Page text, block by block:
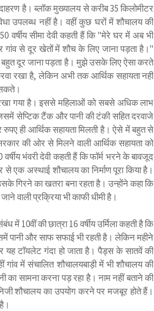
है। ब्लॉक मुख्यालय से करीब 35 किलोमीटर
उपलब्ध नहीं है। वहीं कुछ घरों में शौचालय की
वर्षीय सीमा देवी कहती हैं कि "मेरे घर में अब भी
से दूर खेतों में शौच के लिए जाना पड़ता है।"
दूर जाना पड़ता है। मुझे उसके लिए ऐसा करते
रखा है, लेकिन अभी तक आर्थिक सहायता नहीं
रखा गया है। इससे महिलाओं को सबसे अधिक लाभ
सेप्टिक टैंक और पानी की टंकी सहित दरवाजे
ही आर्थिक सहायता मिलती है। ऐसे में बहुत से
की ओर से मिलने वाली आर्थिक सहायता को
भंवरी देवी कहती हैं कि फॉर्म भरने के बावजूद
एक अस्थाई शौचालय का निर्माण पूरा किया है।
गिरने का खतरा बना रहता है। उन्होंने कहा कि
वाली प्रक्रिया भी काफी धीमी है।
10वीं की छात्रा 16 वर्षीय उर्मिला कहती है कि
और साफ सफाई भी रहती है। लेकिन महीने
यह टॉयलेट गंदा हो जाता है। पैड्स के सातवें की
में संचालित शौचालयबाड़ी में भी शौचालय की
सामना करना पड़ रहा है। नाम नहीं बताने की
शौचालय का उपयोग करने पर मजबूर होते हैं।